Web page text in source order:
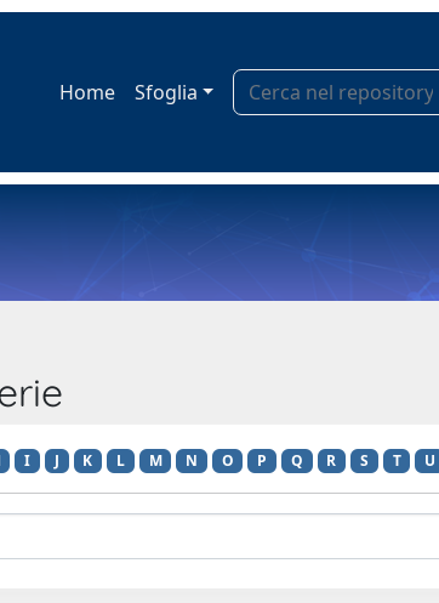
Home Sfoglia
I J K L M N O P Q R S T U